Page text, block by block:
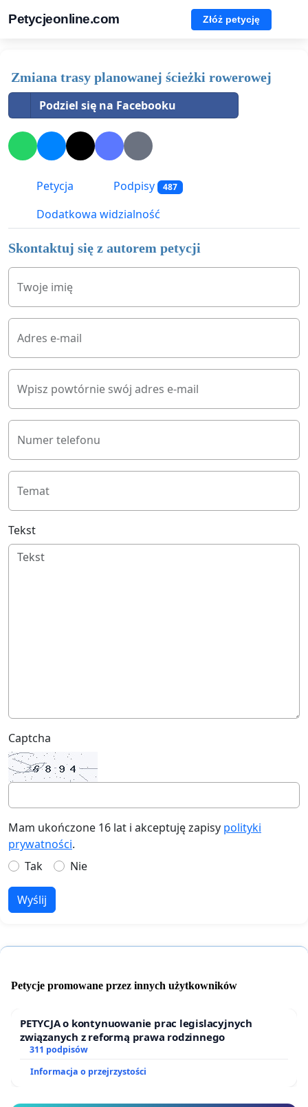
Petycjeonline.com Złóż petycję
Zmiana trasy planowanej ścieżki rowerowej
Podziel się na Facebooku
Petycja Podpisy 487
Dodatkowa widzialność
Skontaktuj się z autorem petycji
Twoje imię
Adres e-mail
Wpisz powtórnie swój adres e-mail
Numer telefonu
Temat
Tekst
Captcha
Mam ukończone 16 lat i akceptuję zapisy polityki
prywatności.
Tak
Nie
Wyślij
Petycje promowane przez innych użytkowników
PETYCJA o kontynuowanie prac legislacyjnych
związanych z reformą prawa rodzinnego
311 podpisów
Informacja o przejrzystości